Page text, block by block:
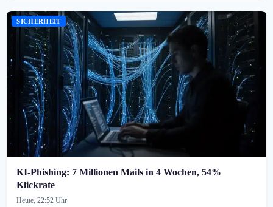
SICHERHEIT
KI-Phishing: 7 Millionen Mails in 4 Wochen, 54%
Klickrate
Heute, 22:52 Uhr